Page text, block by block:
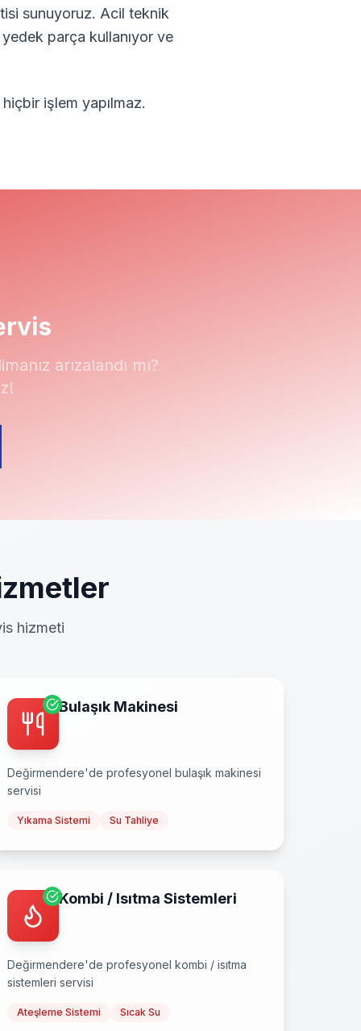
sunuyoruz. Acil teknik
parça kullanıyor ve
işlem yapılmaz.
arızalandı mı?
hizmeti
Bulaşık Makinesi
Değirmendere'de profesyonel bulaşık makinesi
servisi
Yıkama Sistemi Su Tahliye
Kombi / Isıtma Sistemleri
Değirmendere'de profesyonel kombi / isıtma
sistemleri servisi
Ateşleme Sistemi Sıcak Su